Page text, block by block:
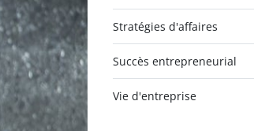
Stratégies d'affaires
Succès entrepreneurial
Vie d'entreprise